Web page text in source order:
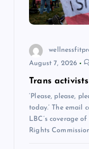
August 7, 2026
Trans
‘Please, please,
today.’ The email
LBC’s coverage
Rights